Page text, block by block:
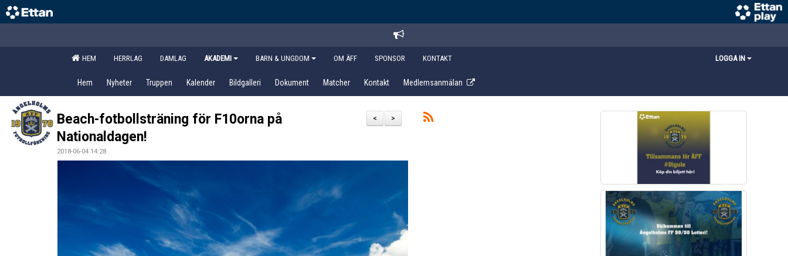
HEM HERRLAG DAMLAG AKADEMI BARN & UNGDOM OM ÄFF SPONSOR KONTAKT LOGGA IN
Hem Nyheter Truppen Kalender Bildgalleri Dokument Matcher Kontakt Medlemsanmälan
>
<
Beach-fotbollsträning för F10orna på
Nationaldagen!
2018-06-04 14:28